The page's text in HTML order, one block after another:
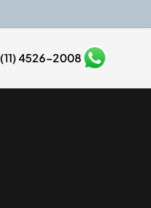
(11) 4526-2008